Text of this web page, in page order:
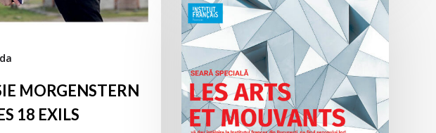
MORGENSTERN
18 EXILS